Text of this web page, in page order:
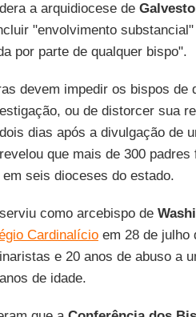
a arquidiocese de
"envolvimento
por parte de qualquer bispo".
devem impedir os bispos de
ou de distorcer sua
dias após a divulgação de
que mais de 300
seis dioceses do estado.
como arcebispo de
Cardinalícioem 28 de julho
e 20 anos de abuso a
de idade.